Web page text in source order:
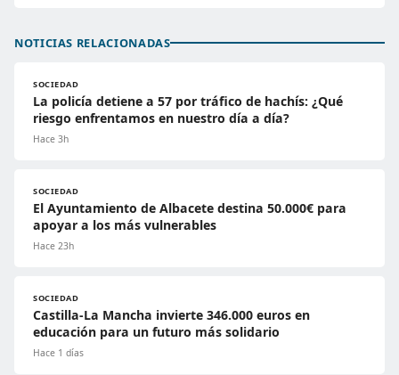
NOTICIAS RELACIONADAS
SOCIEDAD
La policía detiene a 57 por tráfico de hachís: ¿Qué
riesgo enfrentamos en nuestro día a día?
Hace 3h
SOCIEDAD
El Ayuntamiento de Albacete destina 50.000€ para
apoyar a los más vulnerables
Hace 23h
SOCIEDAD
Castilla-La Mancha invierte 346.000 euros en
educación para un futuro más solidario
Hace 1 días